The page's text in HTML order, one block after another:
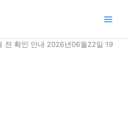
전 확인 안내 2026년06월22일 19